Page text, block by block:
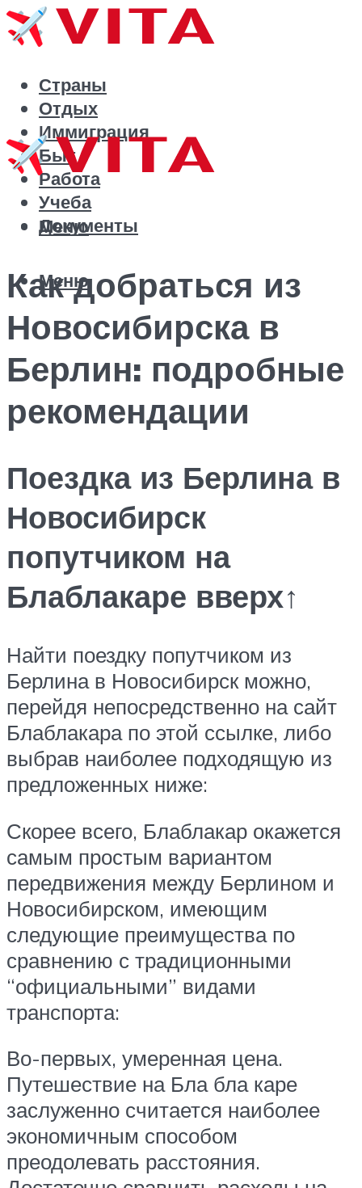
Страны
Отдых
Иммиграция
Быт
Работа
Учеба
Документы
Меню
Меню
Как добраться из
Новосибирска в
Берлин: подробные
рекомендации
Поездка из Берлина в
Новосибирск
попутчиком на
Блаблакаре вверх↑
Найти поездку попутчиком из
Берлина в Новосибирск можно,
перейдя непосредственно на сайт
Блаблакара по этой ссылке, либо
выбрав наиболее подходящую из
предложенных ниже:
Скорее всего, Блаблакар окажется
самым простым вариантом
передвижения между Берлином и
Новосибирском, имеющим
следующие преимущества по
сравнению с традиционными
“официальными” видами
транспорта:
Во-первых, умеренная цена.
Путешествие на Бла бла каре
заслуженно считается наиболее
экономичным способом
преодолевать раcстояния.